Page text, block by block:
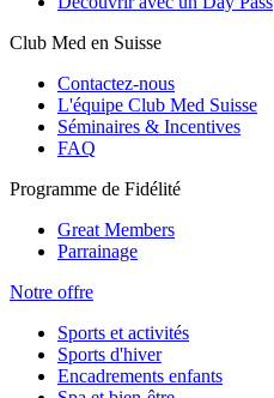
Club Med en Suisse
Contactez-nous
L'équipe Club Med Suisse
Séminaires & Incentives
FAQ
Programme de Fidélité
Great Members
Parrainage
Notre offre
Sports et activités
Sports d'hiver
Encadrements enfants